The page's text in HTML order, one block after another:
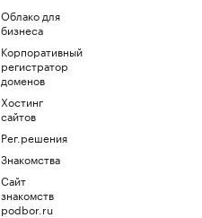
Облако для
бизнеса
Корпоративный
регистратор
доменов
Хостинг
сайтов
Рег.решения
Знакомства
Сайт
знакомств
podbor.ru